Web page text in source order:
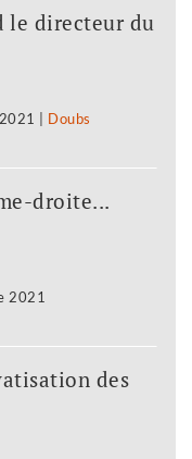
le directeur du
Doubs
droite...
2021
des